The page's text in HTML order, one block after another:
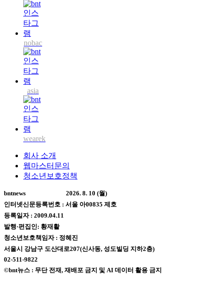
nobac
asia
wearek
회사 소개
웹마스터문의
청소년보호정책
bntnews
2026. 8. 10 (월)
인터넷신문등록번호 : 서울 아00835 제호
등록일자 : 2009.04.11
발행·편집인: 황재활
청소년보호책임자 : 정혜진
서울시 강남구 도산대로207(신사동, 성도빌딩 지하2층)
02-511-9822
©bnt뉴스 : 무단 전재, 재배포 금지 및 AI 데이터 활용 금지